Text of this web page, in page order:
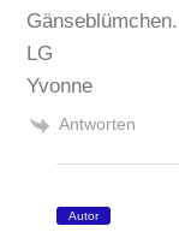
Gänseblümchen.
LG
Yvonne
Antworten
Autor